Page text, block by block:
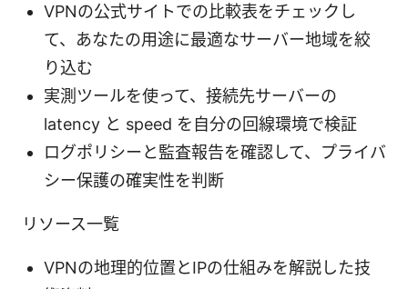
VPNの公式サイトでの比較表をチェックし
て、あなたの用途に最適なサーバー地域を絞
り込む
実測ツールを使って、接続先サーバーの
latency と speed を自分の回線環境で検証
ログポリシーと監査報告を確認して、プライバ
シー保護の確実性を判断
リソース一覧
VPNの地理的位置とIPの仕組みを解説した技